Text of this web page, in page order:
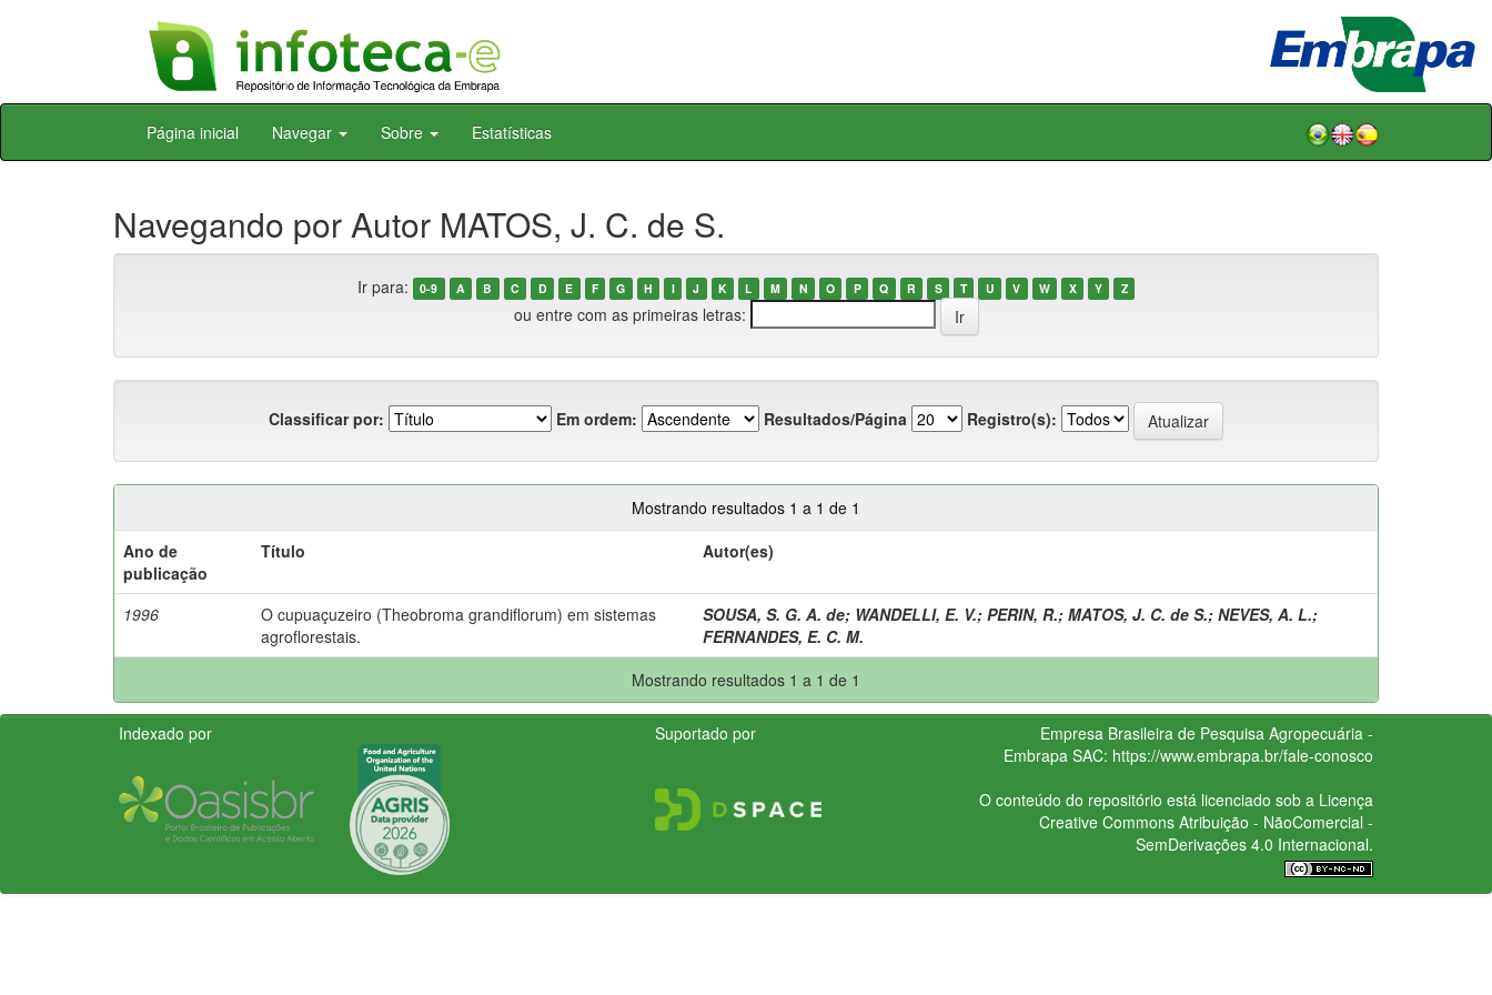
Skip
Página inicial Navegar Sobre Estatísticas
Navegando por Autor MATOS, J. C. de S.
Ir para: 0-9 A B C D E F G H I J K L M N O P Q R S T U V W X Y Z
ou entre com as primeiras letras:
Classificar por: Em ordem: Resultados/Página Registro(s):
Mostrando resultados 1 a 1 de 1
Ano de
publicação
Título Autor(es)
1996
O cupuaçuzeiro (Theobroma grandiflorum) em sistemas
agroflorestais.
SOUSA, S. G. A. de; WANDELLI, E. V.; PERIN, R.; MATOS, J. C. de S.; NEVES, A. L.;
FERNANDES, E. C. M.
Mostrando resultados 1 a 1 de 1
Indexado por Suportado por
Empresa Brasileira de Pesquisa Agropecuária -
Embrapa SAC: https://www.embrapa.br/fale-conosco
O conteúdo do repositório está licenciado sob a Licença
Creative CommonsAtribuição - NãoComercial -
SemDerivações 4.0 Internacional.